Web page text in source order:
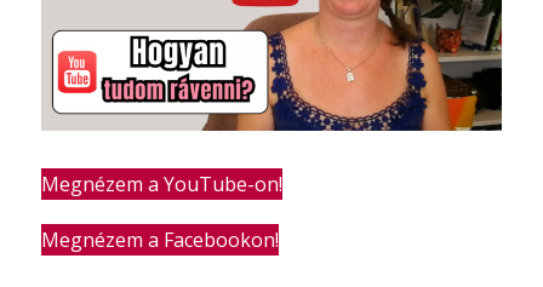
Megnézem a YouTube-on!
Megnézem a Facebookon!